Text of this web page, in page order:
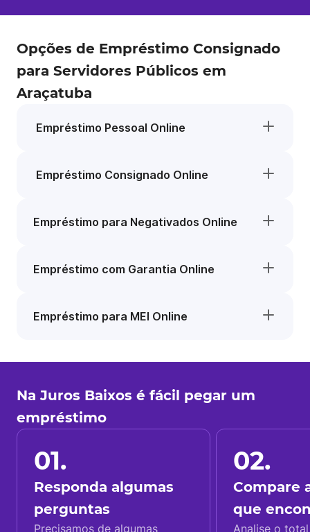
Opções de Empréstimo Consignado
para Servidores Públicos em
Araçatuba
Empréstimo Pessoal Online
Empréstimo Consignado Online
Empréstimo para Negativados Online
Empréstimo com Garantia Online
Empréstimo para MEI Online
Na Juros Baixos é fácil pegar um
empréstimo
01.
Responda algumas
perguntas
Precisamos de algumas
02.
Compare
que
Analise o